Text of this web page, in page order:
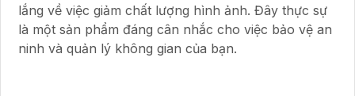
lắng về việc giảm chất lượng hình ảnh. Đây thực sự
là một sản phẩm đáng cân nhắc cho việc bảo vệ an
ninh và quản lý không gian của bạn.